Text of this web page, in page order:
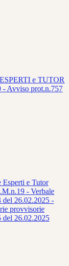
e TUTOR
Avviso prot.n.757
Esperti e Tutor
- Verbale
del 26.02.2025 -
provvisorie
del 26.02.2025